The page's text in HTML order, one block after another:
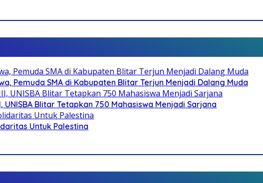
Pemuda SMA di Kabupaten Blitar Terjun Menjadi Dalang Muda
Blitar Tetapkan 750 Mahasiswa Menjadi Sarjana
Untuk Palestina